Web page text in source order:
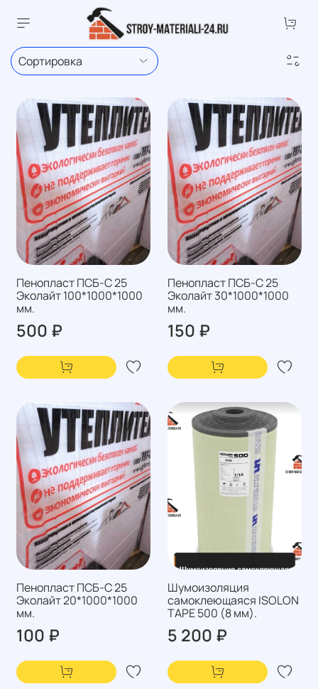
Пенопласт ПСБ-С 25
Эколайт 100*1000*1000
мм.
500 ₽
Пенопласт ПСБ-С 25
Эколайт 30*1000*1000
мм.
150 ₽
Пенопласт ПСБ-С 25
Эколайт 20*1000*1000
мм.
100 ₽
Шумоизоляция
самоклеющаяся ISOLON
TAPE 500 (8 мм).
5 200 ₽